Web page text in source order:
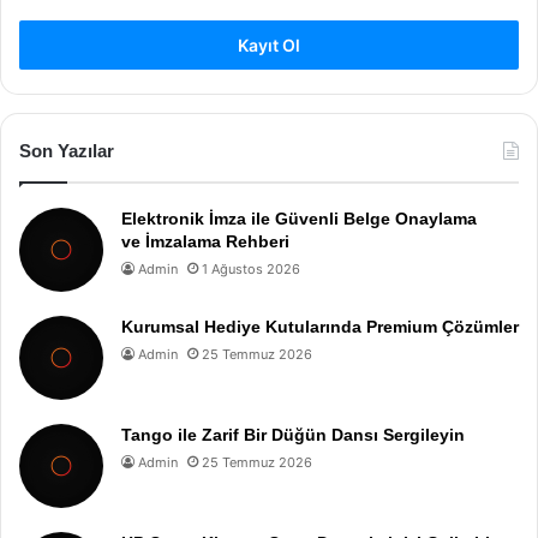
Kayıt Ol
Son Yazılar
Elektronik İmza ile Güvenli Belge Onaylama
ve İmzalama Rehberi
Admin 1 Ağustos 2026
Kurumsal Hediye Kutularında Premium Çözümler
Admin 25 Temmuz 2026
Tango ile Zarif Bir Düğün Dansı Sergileyin
Admin 25 Temmuz 2026